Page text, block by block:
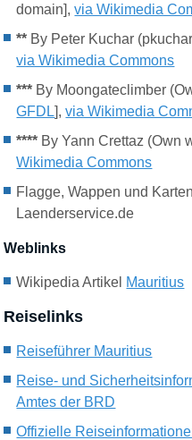
domain],via Wikimedia
** By Peter Kuchar
via Wikimedia Commons
*** By Moongateclimber
GFDL],via Wikimedia
**** By Yann Crettaz (Own
Wikimedia Commons
Flagge, Wappen und Karten
Laenderservice.de
Weblinks
Wikipedia Artikel Mauritius
Reiselinks
Reiseführer Mauritius
Reise- und
Amtes der BRD
Offizielle